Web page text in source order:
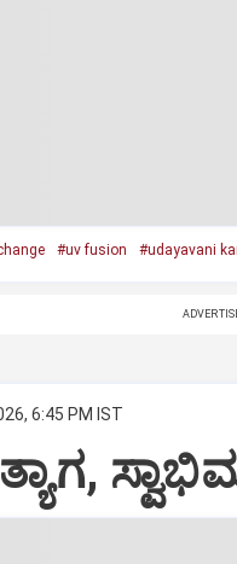
#uv fusion #udayavani
6:45 PM IST